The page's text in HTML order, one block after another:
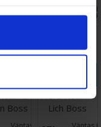
2026-08-2673 SEK Väntas
2026-
Boss
Hero Realms
Lich Boss
Deck